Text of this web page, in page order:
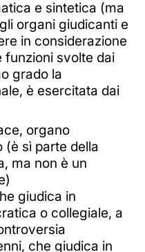
e sintetica (ma
organi giudicanti e
in considerazione
funzioni svolte dai
grado la
è esercitata dai
organo
sì parte della
ma non è un
giudica in
o collegiale, a
che giudica in